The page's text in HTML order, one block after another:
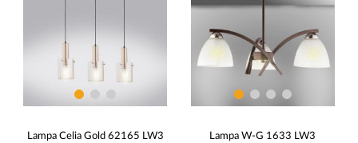
Lampa Celia Gold 62165 LW3 Lampa W-G 1633 LW3